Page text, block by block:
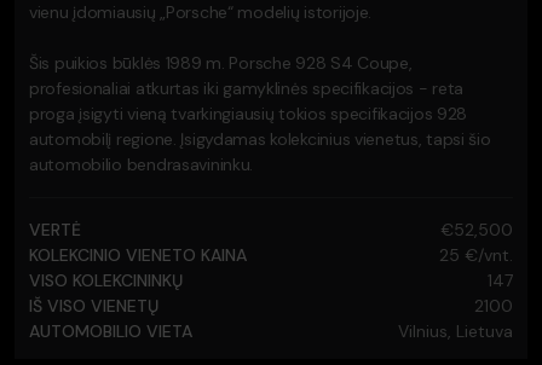
vienu įdomiausių „Porsche“ modelių istorijoje.
Šis puikios būklės 1989 m. Porsche 928 S4 Coupe,
profesionaliai atkurtas iki gamyklinės specifikacijos - reta
proga įsigyti vieną tvarkingiausių tokios specifikacijos 928
automobilį regione. Įsigydamas kolekcinius vienetus, tapsi šio
automobilio bendrasavininku.
VERTĖ
€52,500
KOLEKCINIO VIENETO KAINA
25 €/vnt.
VISO KOLEKCININKŲ
147
IŠ VISO VIENETŲ
2100
AUTOMOBILIO VIETA
Vilnius, Lietuva